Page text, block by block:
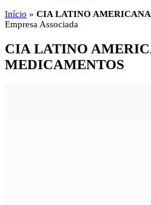
Início » CIA LATINO
Empresa Associada
CIA LATINO
MEDICAMENTOS